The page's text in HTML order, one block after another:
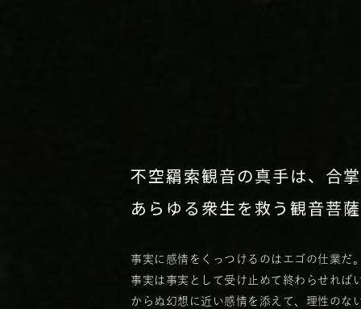
不空羂索観音の真手は、合掌
あらゆる衆生を救う観音菩薩
事実に感情をくっつけるのはエゴの仕業だ。
事実は事実として受け止めて終わらせれば
からぬ幻想に近い感情を添えて、理性のな